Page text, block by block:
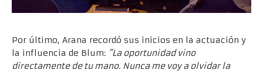
Por último, Arana recordó sus inicios en la actuación y
la influencia de Blum: “La oportunidad vino
directamente de tu mano. Nunca me voy a olvidar la